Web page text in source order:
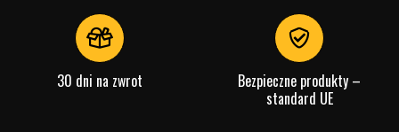
30 dni na zwrot
Bezpieczne produkty –
standard UE